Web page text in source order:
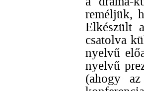
reméljük,
Elkészült
csatolva
nyelvű
nyelvű
(ahogy